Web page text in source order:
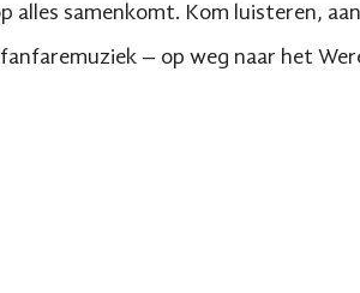
samenkomt. Kom luisteren,
– op weg naar het